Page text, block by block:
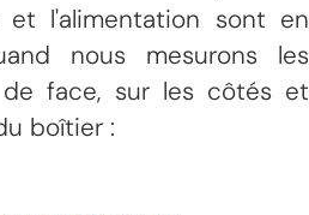
et l'alimentation sont en
nous mesurons les
de face, sur les côtés et
boîtier :